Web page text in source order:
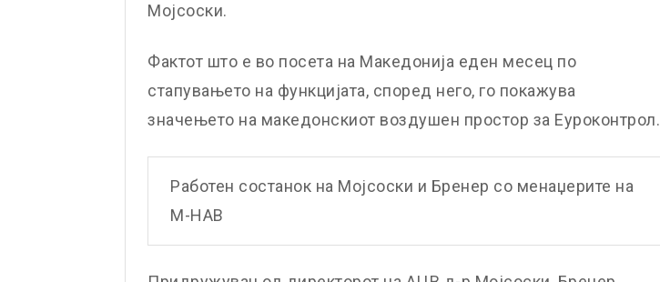
Мојсоски.
Фактот што е во посета на Македонија еден месец по
стапувањето на функцијата, според него, го покажува
значењето на македонскиот воздушен простор за Еуроконтрол.
Работен состанок на Мојсоски и Бренер со менаџерите на
М-НАВ